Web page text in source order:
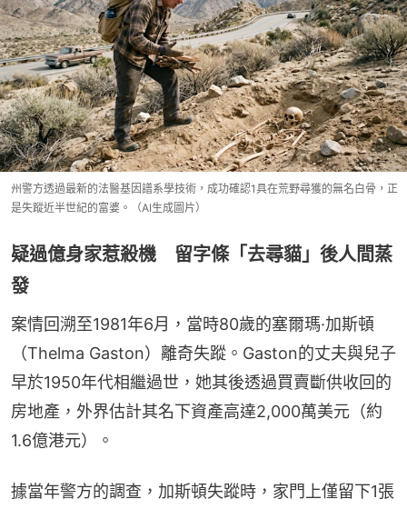
州警方透過最新的法醫基因譜系學技術，成功確認1具在荒野尋獲的無名白骨，正
是失蹤近半世紀的富婆。（AI生成圖片）
疑過億身家惹殺機 留字條「去尋貓」後人間蒸
發
案情回溯至1981年6月，當時80歲的塞爾瑪·加斯頓
（Thelma Gaston）離奇失蹤。Gaston的丈夫與兒子
早於1950年代相繼過世，她其後透過買賣斷供收回的
房地產，外界估計其名下資產高達2,000萬美元（約
1.6億港元）。
據當年警方的調查，加斯頓失蹤時，家門上僅留下1張